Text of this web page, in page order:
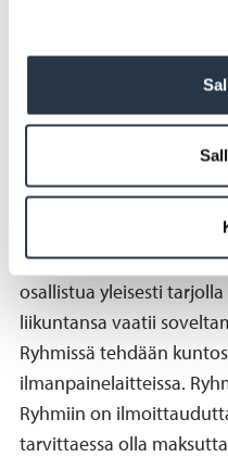
sisäliikuntavarusteet
ilmoittauduttava.
Ilmoittaudu
Soveltavat
Soveltavat
joilla on vamman,
heikentymisen tai
osallistua yleisesti
liikuntansa vaatii
Ryhmissä tehdään
ilmanpainelaitteissa.
Ryhmiin on
tarvittaessa olla